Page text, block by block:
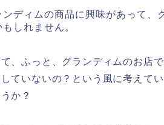
ディムの商品に興味があって、
しれません。
、ふっと、グランディムのお店
ていないの？という風に考えて
か？